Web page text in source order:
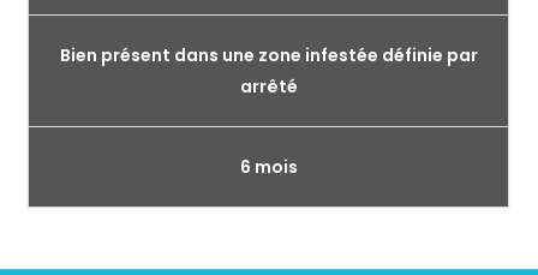
Bien présent dans une zone infestée définie par
arrêté
6 mois